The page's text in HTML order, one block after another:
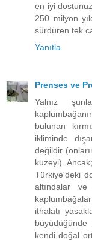
en iyi
250 milyon
sürdüren tek
Yanıtla
Prenses ve
Yalnız
bulunan
ikliminde
değildir
kuzeyi).
Türkiye'deki
altındalar ve
ithalatı
büyüdüğünde
kendi doğal